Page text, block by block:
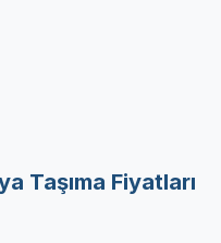
Taşıma Fiyatları